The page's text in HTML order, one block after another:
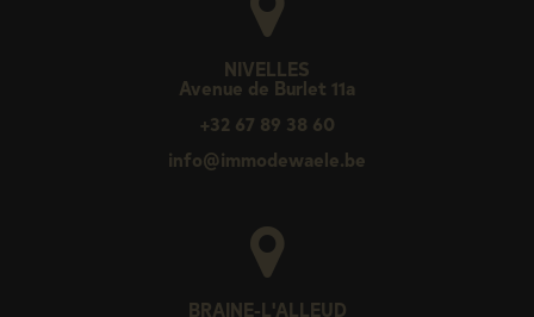
NIVELLES
Avenue de Burlet 11a
+32 67 89 38 60
info@immodewaele.be
BRAINE-L'ALLEUD